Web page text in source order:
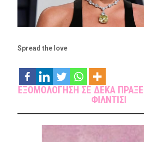
Spread the love
ΕΞΟΜΟΛΟΓΗΣΗ ΣΕ ΔΕΚΑ
ΦΙΛΝΤΙΣΙ